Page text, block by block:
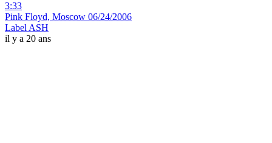
3:33
Pink Floyd, Moscow 06/24/2006
Label ASH
il y a 20 ans